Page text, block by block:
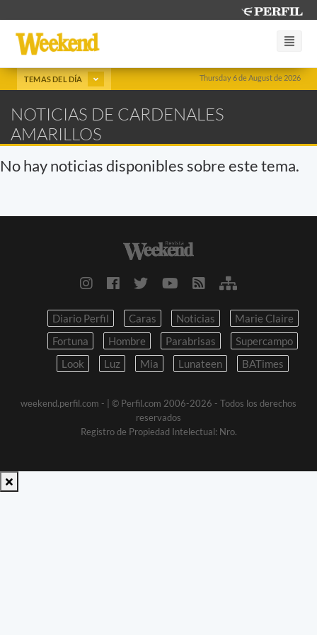
Thursday 6 de August de 2026
TEMAS DEL DÍA
NOTICIAS DE CARDENALES
AMARILLOS
No hay noticias disponibles sobre este tema.
Diario Perfil Caras Noticias
Marie Claire
Fortuna
Hombre Parabrisas
Supercampo
Look
Luz Mia Lunateen BATimes
weekend.perfil.com -
| © Perfil.com 2006-2026 - Todos los derechos
reservados
Registro de Propiedad Intelectual: Nro.